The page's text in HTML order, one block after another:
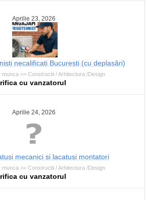
Aprilie 23, 2026
necalificati București (cu deplasări)
munca >> Constructii / Arhitectura /Design
cu vanzatorul
Aprilie 24, 2026
mecanici si lacatusi montatori
munca >> Constructii / Arhitectura /Design
cu vanzatorul